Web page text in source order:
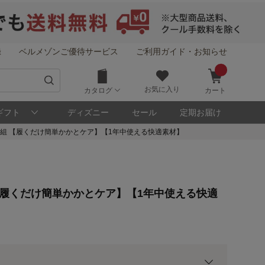
ベルメゾンご優待サービス ご利用ガイド・お知らせ
カタログ お気に入り カート
フト ディズニー セール 定期お届け
【履くだけ簡単かかとケア】【1年中使える快適素材】
くだけ簡単かかとケア】【1年中使える快適